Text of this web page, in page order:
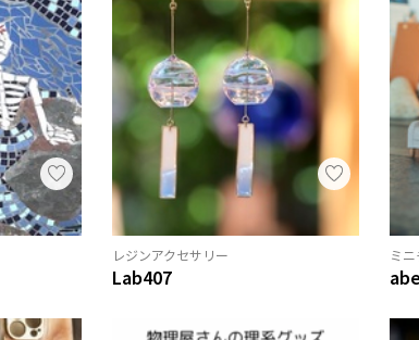
レジンアクセサリー
Lab407
ミ